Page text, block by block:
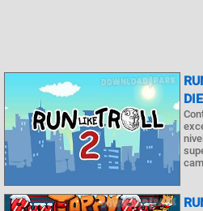
DIE